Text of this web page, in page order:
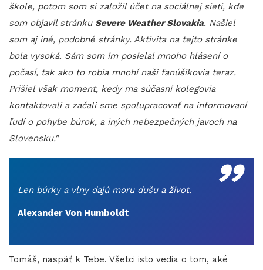
škole, potom som si založil účet na sociálnej sieti, kde
som objavil stránku Severe Weather Slovakia. Našiel
som aj iné, podobné stránky. Aktivita na tejto stránke
bola vysoká. Sám som im posielal mnoho hlásení o
počasí, tak ako to robia mnohí naši fanúšikovia teraz.
Prišiel však moment, kedy ma súčasní kolegovia
kontaktovali a začali sme spolupracovať na informovaní
ľudí o pohybe búrok, a iných nebezpečných javoch na
Slovensku."
„
Len búrky a vlny dajú moru dušu a život.
Alexander Von Humboldt
Tomáš, naspäť k Tebe. Všetci isto vedia o tom, aké